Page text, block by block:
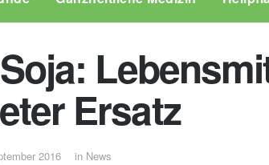
Ersatz
2016 in News